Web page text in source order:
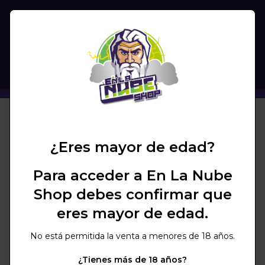
¿Eres mayor de edad?
Para acceder a En La Nube
Shop debes confirmar que
eres mayor de edad.
No está permitida la venta a menores de 18 años.
¿Tienes más de 18 años?